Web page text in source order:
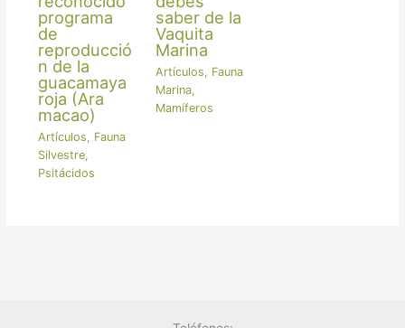
programa
de
reproducció
n de la
guacamaya
roja (Ara
macao)
Artículos, Fauna
Silvestre,
Psitácidos
saber de la
Vaquita
Marina
Artículos, Fauna
Marina,
Mamíferos